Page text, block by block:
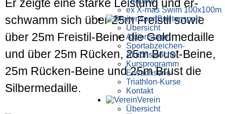
ex X-mas Swim 100x100m
Breiten­sport
Übersicht
Aktionstage
Sportabzeichen-
Aktionswoche
Kursprogramm
Erwachsene
Triathlon-Kurse
Kontakt
Verein
Übersicht
Er zeigte eine starke Leistung und er­
schwamm sich über 25m Freistil sowie
über 25m Freistil-Beine die Gold­medaille
und über 25m Rücken, 25m Brust-Beine,
25m Rücken-Beine und 25m Brust die
Silber­medaille.